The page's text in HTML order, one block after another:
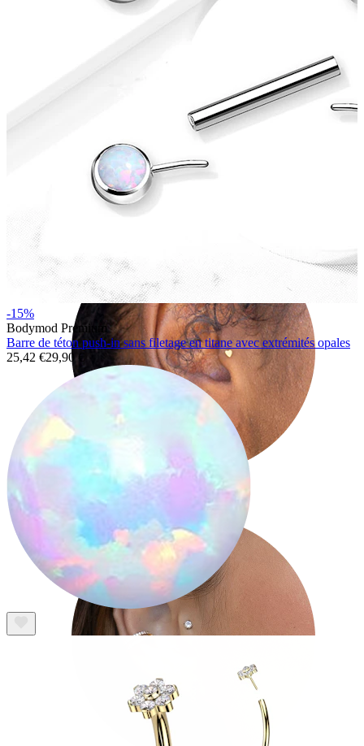
-15%
Bodymod Premium
Barre de téton push-in sans filetage en titane avec extrémités opales
25,42 €29,90 €